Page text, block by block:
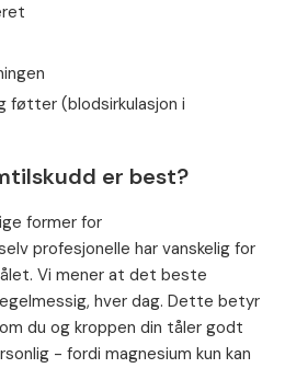
føtter (blodsirkulasjon i
er best?
former for
profesjonelle har vanskelig for
Vi mener at det beste
hver dag. Dette betyr
du og kroppen din tåler godt
- fordi magnesium kun kan